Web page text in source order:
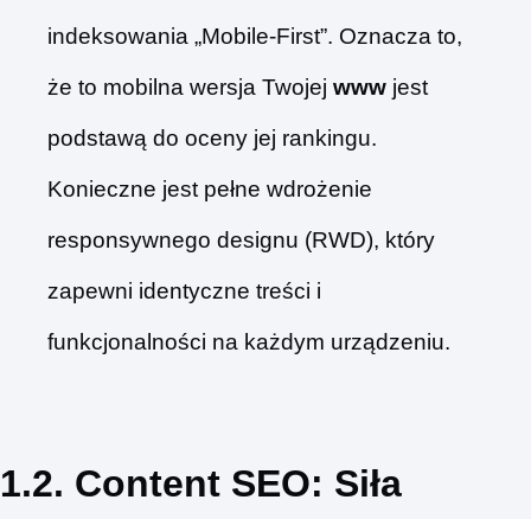
indeksowania „Mobile-First”. Oznacza to,
że to mobilna wersja Twojej www jest
podstawą do oceny jej rankingu.
Konieczne jest pełne wdrożenie
responsywnego designu (RWD), który
zapewni identyczne treści i
funkcjonalności na każdym urządzeniu.
1.2. Content SEO: Siła